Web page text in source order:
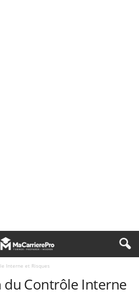
Interne et Risques
du Contrôle Interne